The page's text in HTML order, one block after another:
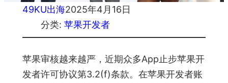
49KU出海2025年4月16日
分类: 苹果开发者
苹果审核越来越严，近期众多App止步苹果开
发者许可协议第3.2(f)条款。在苹果开发者账